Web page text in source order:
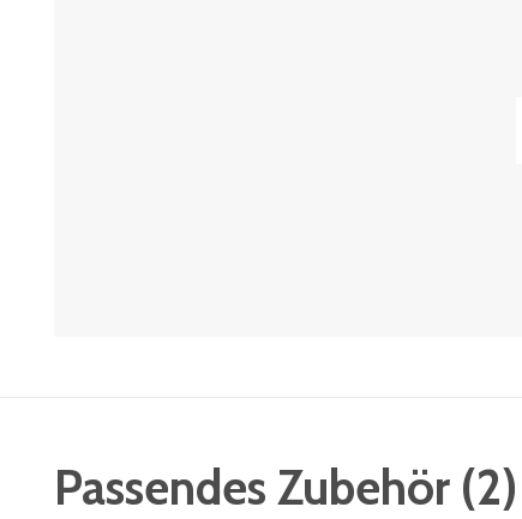
Passendes Zubehör (2)